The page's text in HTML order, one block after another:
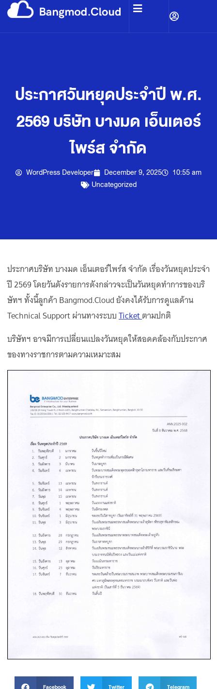
ประกาศวันหยุดประจำปี พ.ศ.
2569 บริษัท บางมด เอ็นเตอร์
ไพร์ส จำกัด
WordPress Developer December 9, 2025
10:55 am
Uncategorized
ประกาศบริษัท บางมด เอ็นเตอร์ไพร์ส จำกัด เรื่องวันหยุดประจำ
ปี 2569 โดยวันดังรายการดังกล่าวจะเป็นวันหยุดทำการของบริ
ษัทฯ ทั้งนี้ลูกค้า Bangmod.Cloud ยังคงได้รับการดูแลด้าน
Technical Support ผ่านทางระบบTicketตามปกติ
บริษัทฯ อาจมีการเปลี่ยนแปลงวันหยุดให้สอดคล้องกับประกาศ
ของทางราชการตามความเหมาะสม